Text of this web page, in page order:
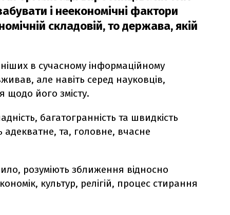
і неекономічні фактори
складовій, то держава, якій
в сучасному інформаційному
але навіть серед науковців,
щодо його змісту.
багатогранність та швидкість
та, головне, вчасне
розуміють зближення відносно
культур, релігій, процес стирання